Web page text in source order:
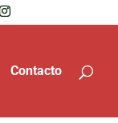
Contacto